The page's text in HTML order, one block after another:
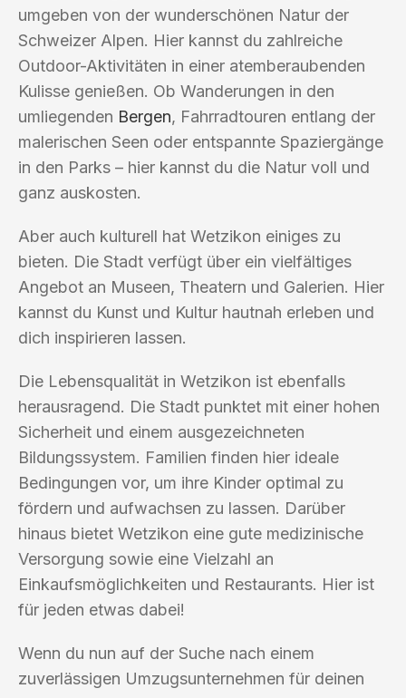
umgeben von der wunderschönen Natur der
Schweizer Alpen. Hier kannst du zahlreiche
Outdoor-Aktivitäten in einer atemberaubenden
Kulisse genießen. Ob Wanderungen in den
umliegenden Bergen, Fahrradtouren entlang der
malerischen Seen oder entspannte Spaziergänge
in den Parks – hier kannst du die Natur voll und
ganz auskosten.
Aber auch kulturell hat Wetzikon einiges zu
bieten. Die Stadt verfügt über ein vielfältiges
Angebot an Museen, Theatern und Galerien. Hier
kannst du Kunst und Kultur hautnah erleben und
dich inspirieren lassen.
Die Lebensqualität in Wetzikon ist ebenfalls
herausragend. Die Stadt punktet mit einer hohen
Sicherheit und einem ausgezeichneten
Bildungssystem. Familien finden hier ideale
Bedingungen vor, um ihre Kinder optimal zu
fördern und aufwachsen zu lassen. Darüber
hinaus bietet Wetzikon eine gute medizinische
Versorgung sowie eine Vielzahl an
Einkaufsmöglichkeiten und Restaurants. Hier ist
für jeden etwas dabei!
Wenn du nun auf der Suche nach einem
zuverlässigen Umzugsunternehmen für deinen